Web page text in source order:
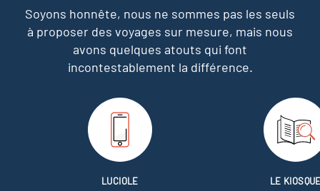
Soyons honnête, nous ne sommes pas les seuls
à proposer des voyages sur mesure, mais nous
avons quelques atouts qui font
incontestablement la différence.
LUCIOLE
LE